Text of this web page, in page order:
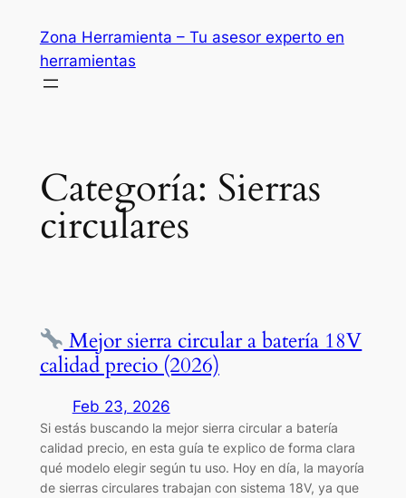
contenido
Zona Herramienta – Tu asesor experto en
herramientas
Categoría: Sierras
circulares
Mejor sierra circular a batería 18V
calidad precio (2026)
Feb 23, 2026
Si estás buscando la mejor sierra circular a batería
calidad precio, en esta guía te explico de forma clara
qué modelo elegir según tu uso. Hoy en día, la mayoría
de sierras circulares trabajan con sistema 18V, ya que